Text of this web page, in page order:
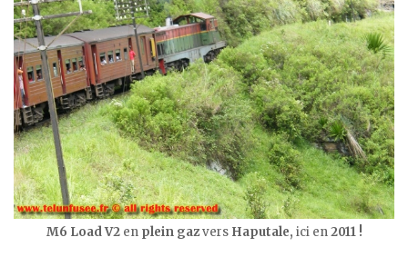
M6 Load V2en plein gazvers Haputale, ici en2011 !